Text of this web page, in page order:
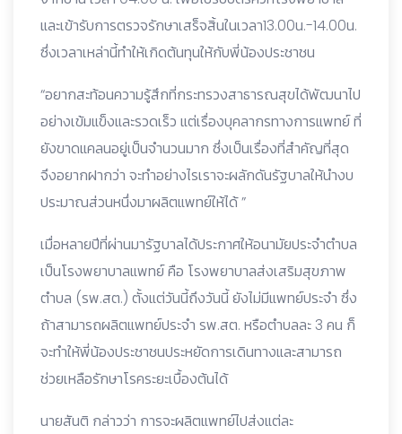
และเข้ารับการตรวจรักษาเสร็จสิ้นในเวลา13.00น.-14.00น.
ซึ่งเวลาเหล่านี้ทำให้เกิดต้นทุนให้กับพี่น้องประชาชน
“อยากสะท้อนความรู้สึกที่กระทรวงสาธารณสุขได้พัฒนาไป
อย่างเข้มแข็งและรวดเร็ว แต่เรื่องบุคลากรทางการแพทย์ ที่
ยังขาดแคลนอยู่เป็นจำนวนมาก ซึ่งเป็นเรื่องที่สำคัญที่สุด
จึงอยากฝากว่า จะทำอย่างไรเราจะผลักดันรัฐบาลให้นำงบ
ประมาณส่วนหนึ่งมาผลิตแพทย์ให้ได้ ”
เมื่อหลายปีที่ผ่านมารัฐบาลได้ประกาศให้อนามัยประจำตำบล
เป็นโรงพยาบาลแพทย์ คือ โรงพยาบาลส่งเสริมสุขภาพ
ตำบล (รพ.สต.) ตั้งแต่วันนี้ถึงวันนี้ ยังไม่มีแพทย์ประจำ ซึ่ง
ถ้าสามารถผลิตแพทย์ประจำ รพ.สต. หรือตำบลละ 3 คน ก็
จะทำให้พี่น้องประชาชนประหยัดการเดินทางและสามารถ
ช่วยเหลือรักษาโรคระยะเบื้องต้นได้
นายสันติ กล่าวว่า การจะผลิตแพทย์ไปส่งแต่ละ